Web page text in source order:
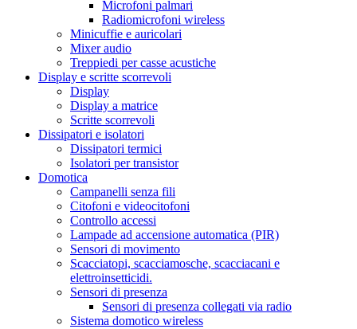
Microfoni palmari
Radiomicrofoni wireless
Minicuffie e auricolari
Mixer audio
Treppiedi per casse acustiche
Display e scritte scorrevoli
Display
Display a matrice
Scritte scorrevoli
Dissipatori e isolatori
Dissipatori termici
Isolatori per transistor
Domotica
Campanelli senza fili
Citofoni e videocitofoni
Controllo accessi
Lampade ad accensione automatica (PIR)
Sensori di movimento
Scacciatopi, scacciamosche, scacciacani e
elettroinsetticidi.
Sensori di presenza
Sensori di presenza collegati via radio
Sistema domotico wireless